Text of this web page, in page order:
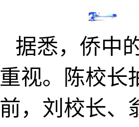
据悉，侨中
重视。陈校长
前，刘校长、